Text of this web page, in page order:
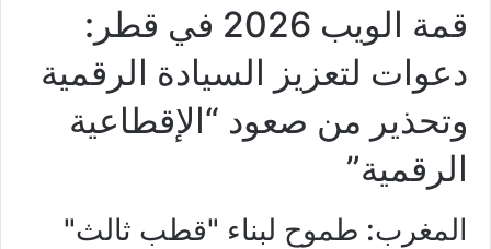
قمة الويب 2026 في قطر:
دعوات لتعزيز السيادة الرقمية
وتحذير من صعود “الإقطاعية
الرقمية”
المغرب: طموح لبناء "قطب ثالث"